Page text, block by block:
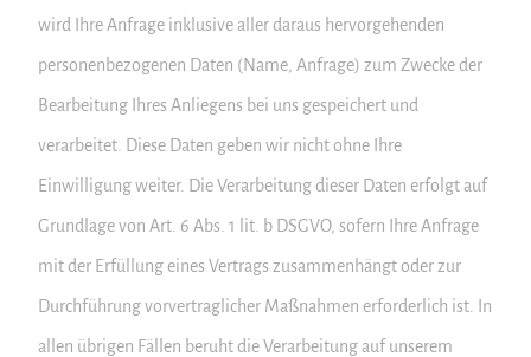
wird Ihre Anfrage inklusive aller daraus hervorgehenden
personenbezogenen Daten (Name, Anfrage) zum Zwecke der
Bearbeitung Ihres Anliegens bei uns gespeichert und
verarbeitet. Diese Daten geben wir nicht ohne Ihre
Einwilligung weiter. Die Verarbeitung dieser Daten erfolgt auf
Grundlage von Art. 6 Abs. 1 lit. b DSGVO, sofern Ihre Anfrage
mit der Erfüllung eines Vertrags zusammenhängt oder zur
Durchführung vorvertraglicher Maßnahmen erforderlich ist. In
allen übrigen Fällen beruht die Verarbeitung auf unserem